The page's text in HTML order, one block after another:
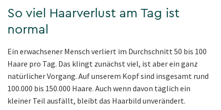
So viel Haarverlust am Tag ist
normal
Ein erwachsener Mensch verliert im Durchschnitt 50 bis 100
Haare pro Tag. Das klingt zunächst viel, ist aber ein ganz
natürlicher Vorgang. Auf unserem Kopf sind insgesamt rund
100.000 bis 150.000 Haare. Auch wenn davon täglich ein
kleiner Teil ausfällt, bleibt das Haarbild unverändert.